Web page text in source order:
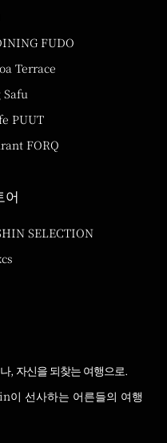
FUDO
Terrace
PUUT
FORQ
어
SELECTION
, 자신을 되찾는 여행으로.
이 선사하는 어른들의 여행